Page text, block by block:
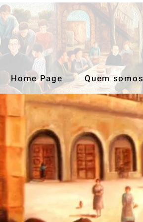
Home Page Quem somos